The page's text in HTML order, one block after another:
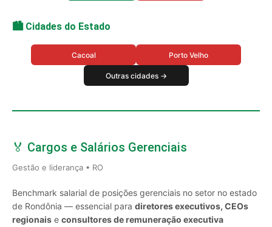
🏙️ Cidades do Estado
Cacoal Porto Velho
Outras cidades →
🏅 Cargos e Salários Gerenciais
Gestão e liderança • RO
Benchmark salarial de posições gerenciais no setor no estado
de Rondônia — essencial para diretores executivos, CEOs
regionais e consultores de remuneração executiva